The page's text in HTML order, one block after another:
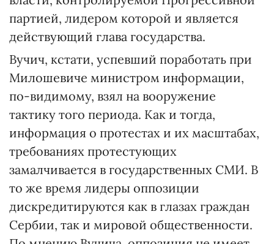
партией, лидером которой и является
действующий глава государства.
Вучич, кстати, успевший поработать при
Милошевиче министром информации,
по-видимому, взял на вооружение
тактику того периода. Как и тогда,
информация о протестах и их масштабах,
требованиях протестующих
замалчивается в государственных СМИ. В
то же время лидеры оппозиции
дискредитируются как в глазах граждан
Сербии, так и мировой общественности.